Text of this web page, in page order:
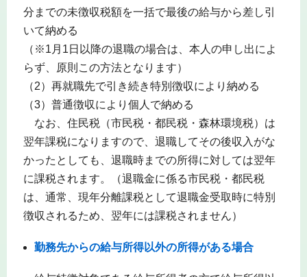
分までの未徴収税額を一括で最後の給与から差し引
いて納める
（※1月1日以降の退職の場合は、本人の申し出によ
らず、原則この方法となります）
（2）再就職先で引き続き特別徴収により納める
（3）普通徴収により個人で納める
なお、住民税（市民税・都民税・森林環境税）は
翌年課税になりますので、退職してその後収入がな
かったとしても、退職時までの所得に対しては翌年
に課税されます。（退職金に係る市民税・都民税
は、通常、現年分離課税として退職金受取時に特別
徴収されるため、翌年には課税されません）
勤務先からの給与所得以外の所得がある場合